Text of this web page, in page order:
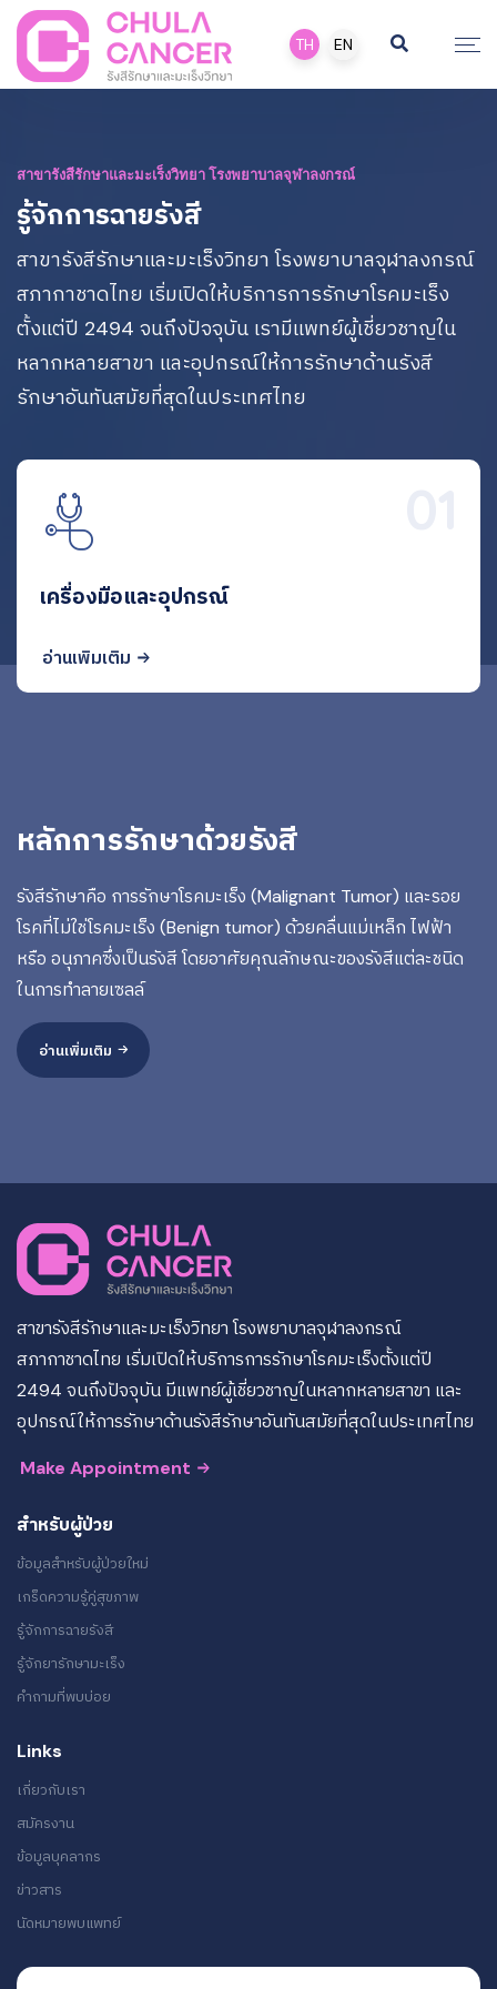
TH EN
สาขารังสีรักษาและมะเร็งวิทยา โรงพยาบาลจุฬาลงกรณ์
รู้จักการฉายรังสี
สาขารังสีรักษาและมะเร็งวิทยา โรงพยาบาลจุฬาลงกรณ์
สภากาชาดไทย เริ่มเปิดให้บริการการรักษาโรคมะเร็ง
ตั้งแต่ปี 2494 จนถึงปัจจุบัน เรามีแพทย์ผู้เชี่ยวชาญใน
หลากหลายสาขา และอุปกรณ์ให้การรักษาด้านรังสี
รักษาอันทันสมัยที่สุดในประเทศไทย
เครื่องมือและอุปกรณ์
อ่านเพิ่มเติม
หลักการรักษาด้วยรังสี
รังสีรักษาคือ การรักษาโรคมะเร็ง (Malignant Tumor) และรอย
โรคที่ไม่ใช่โรคมะเร็ง (Benign tumor) ด้วยคลื่นแม่เหล็ก ไฟฟ้า
หรือ อนุภาคซึ่งเป็นรังสี โดยอาศัยคุณลักษณะของรังสีแต่ละชนิด
ในการทำลายเซลล์
อ่านเพิ่มเติม
สาขารังสีรักษาและมะเร็งวิทยา โรงพยาบาลจุฬาลงกรณ์
สภากาชาดไทย เริ่มเปิดให้บริการการรักษาโรคมะเร็งตั้งแต่ปี
2494 จนถึงปัจจุบัน มีแพทย์ผู้เชี่ยวชาญในหลากหลายสาขา และ
อุปกรณ์ให้การรักษาด้านรังสีรักษาอันทันสมัยที่สุดในประเทศไทย
Make Appointment
สำหรับผู้ป่วย
ข้อมูลสำหรับผู้ป่วยใหม่
เกร็ดความรู้คู่สุขภาพ
รู้จักการฉายรังสี
รู้จักยารักษามะเร็ง
คำถามที่พบบ่อย
Links
เกี่ยวกับเรา
สมัครงาน
ข้อมูลบุคลากร
ข่าวสาร
นัดหมายพบแพทย์